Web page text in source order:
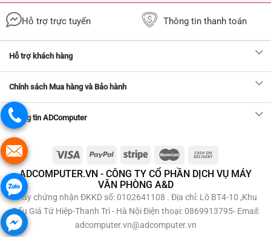
Hỗ trợ trực tuyến Thông tin thanh toán
Hỗ trợ khách hàng
Chính sách Mua hàng và Bảo hành
Thông tin ADComputer
ADCOMPUTER.VN - CÔNG TY CỔ PHẦN DỊCH VỤ MÁY
VĂN PHÒNG A&D
Giấy chứng nhận ĐKKD số: 0102641108 . Địa chỉ: Lô BT4-10 ,Khu
Đấu Giá Tứ Hiệp-Thanh Trì - Hà Nội Điện thoại: 0869913795- Email:
adcomputer.vn@adcomputer.vn